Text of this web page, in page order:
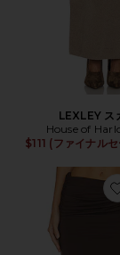
LEXLEY ス
House of
$111 (ファイナル